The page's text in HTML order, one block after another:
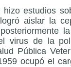
hizo estudios
aislar la
virus de la
Pública
ocupó el